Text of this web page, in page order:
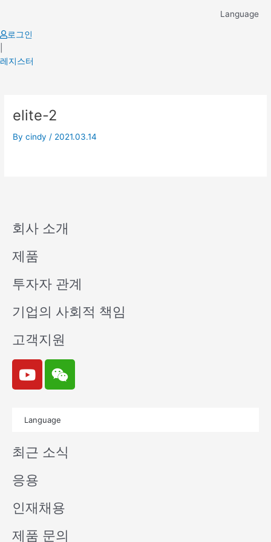
content
Language
로그인
레지스터
elite-2
Bycindy / 2021.03.14
회사 소개
제품
투자자 관계
기업의 사회적 책임
고객지원
Y
o
u
e
W
e
i
n
Language
최근 소식
응용
인재채용
제품 문의